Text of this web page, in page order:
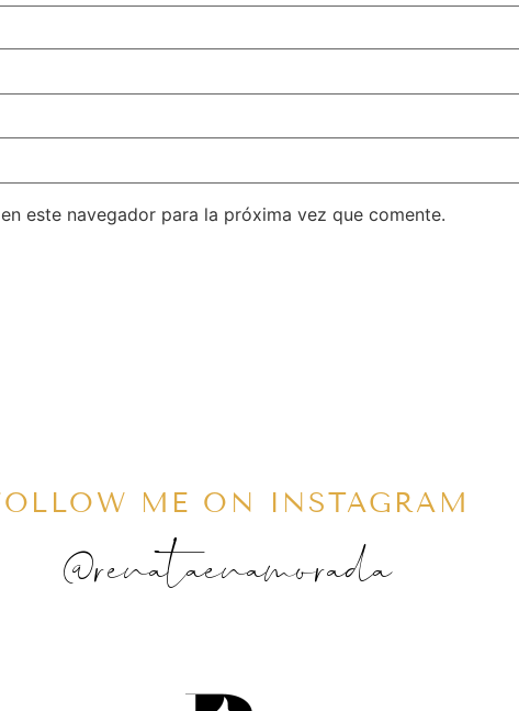
este navegador para la próxima vez que comente.
ME ON INSTAGRAM
@renataenamorada